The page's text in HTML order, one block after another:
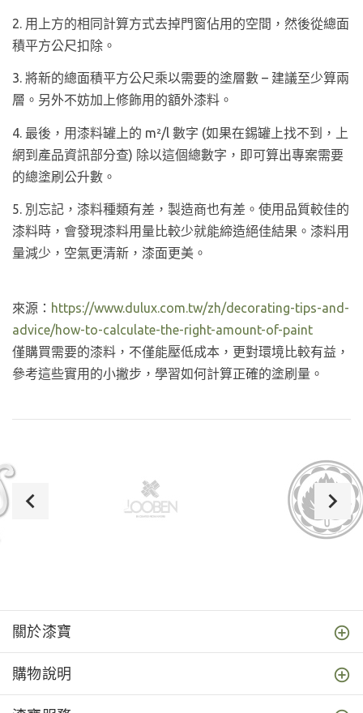
2. 用上方的相同計算方式去掉門窗佔用的空間，然後從總面
積平方公尺扣除。
3. 將新的總面積平方公尺乘以需要的塗層數 – 建議至少算兩
層。另外不妨加上修飾用的額外漆料。
4. 最後，用漆料罐上的 m²/l 數字 (如果在錫罐上找不到，上
網到產品資訊部分查) 除以這個總數字，即可算出專案需要
的總塗刷公升數。
5. 別忘記，漆料種類有差，製造商也有差。使用品質較佳的
漆料時，會發現漆料用量比較少就能締造絕佳結果。漆料用
量減少，空氣更清新，漆面更美。
來源： https://www.dulux.com.tw/zh/decorating-tips-and-
advice/how-to-calculate-the-right-amount-of-paint
僅購買需要的漆料，不僅能壓低成本，更對環境比較有益，
參考這些實用的小撇步，學習如何計算正確的塗刷量。
關於漆寶
購物說明